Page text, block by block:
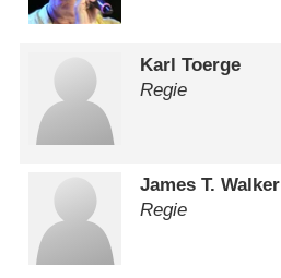
Karl Toerge
Regie
James T. Walker
Regie